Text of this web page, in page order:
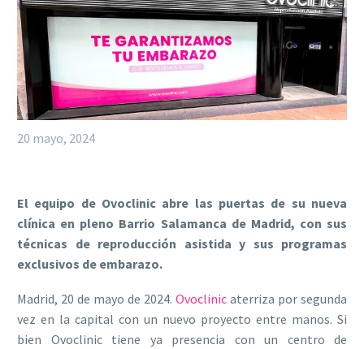
20 mayo, 2024
El equipo de Ovoclinic abre las puertas de su nueva
clínica en pleno Barrio Salamanca de Madrid, con sus
técnicas de reproducción asistida y sus programas
exclusivos de embarazo.
Madrid, 20 de mayo de 2024. Ovoclinic aterriza por segunda
vez en la capital con un nuevo proyecto entre manos. Si
bien Ovoclinic tiene ya presencia con un centro de